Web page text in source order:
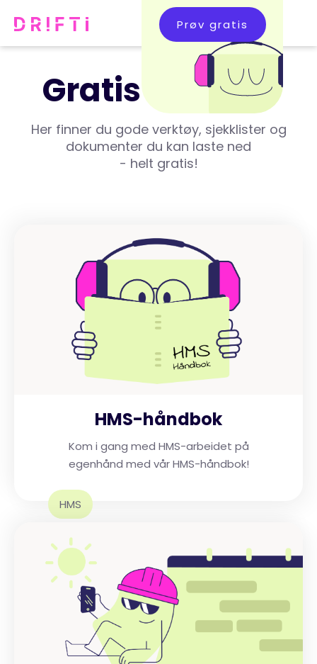
Gratis innhold
Her finner du gode verktøy, sjekklister og
dokumenter du kan laste ned
- helt gratis!
HMS-håndbok
Kom i gang med HMS-arbeidet på
egenhånd med vår HMS-håndbok!
HMS
Prøv gratis